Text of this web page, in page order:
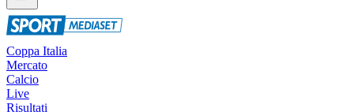
Coppa Italia
Mercato
Calcio
Live
Risultati